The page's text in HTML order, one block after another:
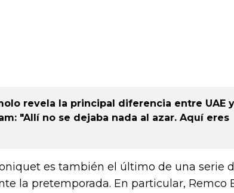
revela la principal diferencia entre UAE
"Allí no se dejaba nada al azar. Aquí eres
es también el último de una serie
la pretemporada. En particular, Remco